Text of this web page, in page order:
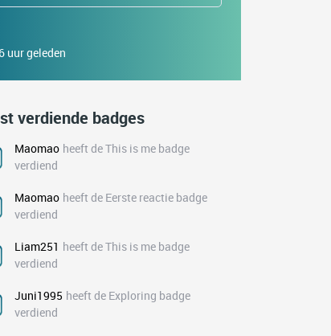
6 uur geleden
verdiende badges
Maomao heeft de This is me badge
verdiend
Maomao heeft de Eerste reactie badge
verdiend
Liam251 heeft de This is me badge
verdiend
Juni1995 heeft de Exploring badge
verdiend